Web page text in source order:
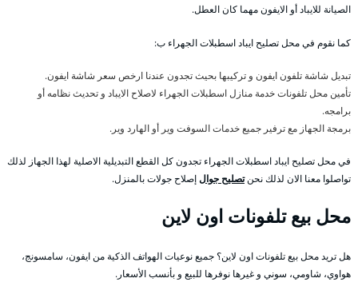
الصيانة للايباد أو الايفون مهما كان العطل.
كما نقوم في محل تصليح ايباد اسطبلات الجهراء ب:
تبديل شاشة تلفون ايفون و تركيبها بحيث تجدون عندنا ارخص سعر شاشة ايفون.
تأمين محل تلفونات خدمة منازل اسطبلات الجهراء لاصلاح الايباد و تحديث نظامه أو
برامجه.
برمجة الجهاز مع ترفير جميع خدمات السوفت وير أو الهارد وير.
في محل تصليح ايباد اسطبلات الجهراء تجدون كل القطع التبديلية الاصلية لهذا الجهاز لذلك
تواصلوا معنا الان لذلك نحنتصليح جوالإصلاح جولات بالمنزل.
محل بيع تلفونات اون لاين
هل تريد محل بيع تلفونات اون لاين؟ جميع نوعيات الهواتف الذكية من ايفون، سامسونج،
هواوي، شاومي، سوني و غيرها نوفرها للبيع و بأنسب الأسعار.